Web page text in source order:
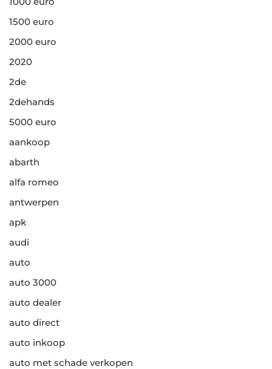
1500 euro
2000 euro
2020
2de
2dehands
5000 euro
aankoop
abarth
alfa romeo
antwerpen
apk
audi
auto
auto 3000
auto dealer
auto direct
auto inkoop
auto met schade verkopen